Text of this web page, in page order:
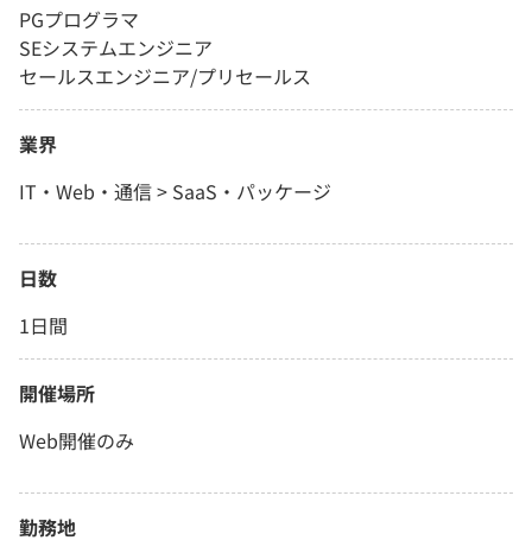
PGプログラマ
SEシステムエンジニア
セールスエンジニア/プリセールス
業界
IT・Web・通信 > SaaS・パッケージ
日数
1日間
開催場所
Web開催のみ
勤務地